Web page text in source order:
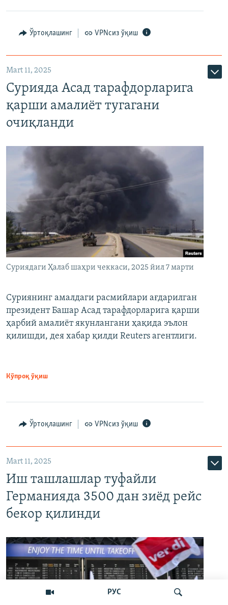
РУС
Ўртоқлашинг VPNсиз ўқиш
Mart 11, 2025
Сурияда Асад тарафдорларига
қарши амалиёт тугагани
очиқланди
Суриядаги Ҳалаб шаҳри чеккаси, 2025 йил 7 марти
Суриянинг амалдаги расмийлари ағдарилган
президент Башар Асад тарафдорларига қарши
ҳарбий амалиёт якунлангани ҳақида эълон
қилишди, дея хабар қилди Reuters агентлиги.
Кўпроқ ўқиш
Ўртоқлашинг VPNсиз ўқиш
Mart 11, 2025
Иш ташлашлар туфайли
Германияда 3500 дан зиёд рейс
бекор қилинди